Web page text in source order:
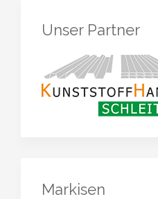
Unser Partner
Markisen